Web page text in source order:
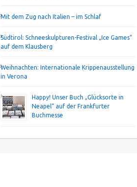
Mit dem Zug nach Italien – im Schlaf
Südtirol: Schneeskulpturen-Festival „Ice Games“
auf dem Klausberg
Weihnachten: Internationale Krippenausstellung
in Verona
Happy! Unser Buch „Glücksorte in
Neapel“ auf der Frankfurter
Buchmesse